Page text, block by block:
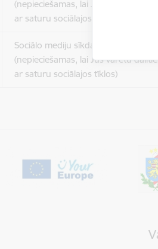
(nepieciešamas, lai Jūs varētu dalīties
ar saturu sociālajos tīklos)
Sociālo mediju sīkdatnes
(nepieciešamas, lai Jūs varētu
ar saturu sociālajos tīklos)